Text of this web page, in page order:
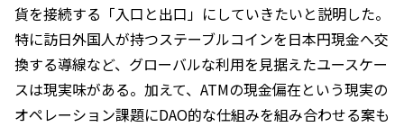
貨を接続する「入口と出口」にしていきたいと説明した。
特に訪日外国人が持つステーブルコインを日本円現金へ交
換する導線など、グローバルな利用を見据えたユースケー
スは現実味がある。加えて、ATMの現金偏在という現実の
オペレーション課題にDAO的な仕組みを組み合わせる案も